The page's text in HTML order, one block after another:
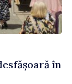
în